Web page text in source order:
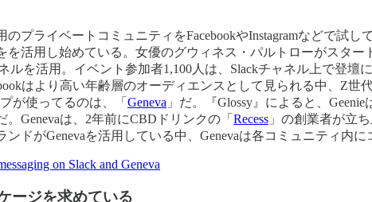
プライベートコミュニティをFacebookやInstagramなどで試
活用し始めている。女優のグウィネス・パルトローがスター
ルを活用。イベント参加者1,100人は、Slackチャネル上で登
はより高い年齢層のオーディエンスとして見られる中、Z世
が使ってるのは、「 Geneva 」だ。『Glossy』によると、
Genevaは、2年前にCBDドリンクの「 Recess 」の創業者が立
ドがGenevaを活用している中、Genevaは各コミュニティ内に
on Slack and Geneva
ージを求めている